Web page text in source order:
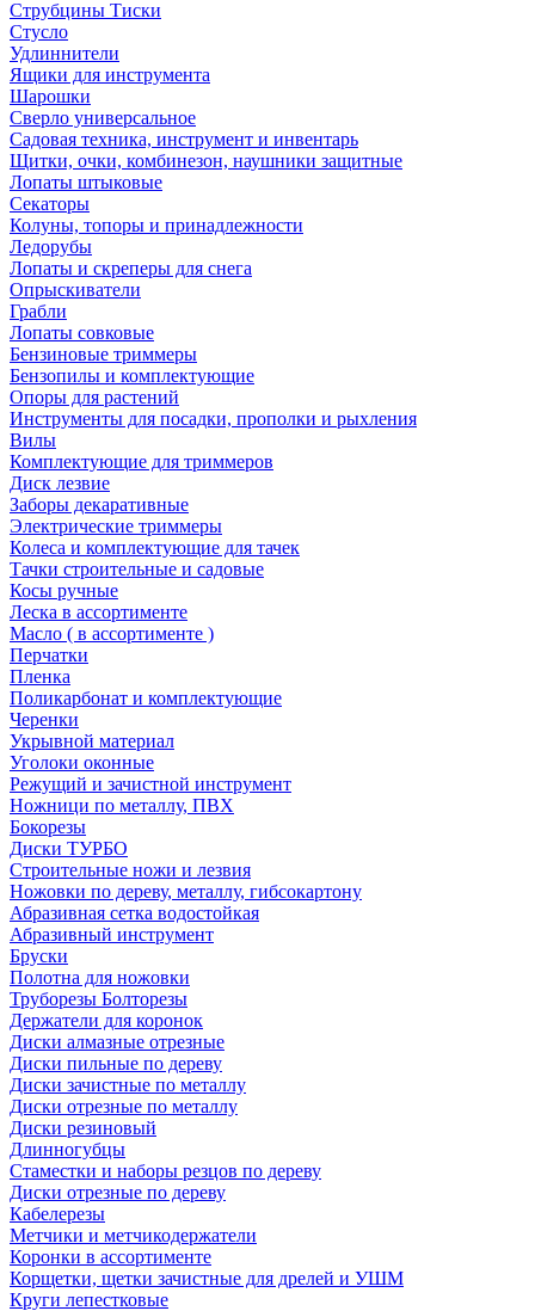
Струбцины Тиски
Стусло
Удлиннители
Ящики для инструмента
Шарошки
Сверло универсальное
Садовая техника, инструмент и инвентарь
Щитки, очки, комбинезон, наушники защитные
Лопаты штыковые
Секаторы
Колуны, топоры и принадлежности
Ледорубы
Лопаты и скреперы для снега
Опрыскиватели
Грабли
Лопаты совковые
Бензиновые триммеры
Бензопилы и комплектующие
Опоры для растений
Инструменты для посадки, прополки и рыхления
Вилы
Комплектующие для триммеров
Диск лезвие
Заборы декаративные
Электрические триммеры
Колеса и комплектующие для тачек
Тачки строительные и садовые
Косы ручные
Леска в ассортименте
Масло ( в ассортименте )
Перчатки
Пленка
Поликарбонат и комплектующие
Черенки
Укрывной материал
Уголоки оконные
Режущий и зачистной инструмент
Ножници по металлу, ПВХ
Бокорезы
Диски ТУРБО
Строительные ножи и лезвия
Ножовки по дереву, металлу, гибсокартону
Абразивная сетка водостойкая
Абразивный инструмент
Бруски
Полотна для ножовки
Труборезы Болторезы
Держатели для коронок
Диски алмазные отрезные
Диски пильные по дереву
Диски зачистные по металлу
Диски отрезные по металлу
Диски резиновый
Длинногубцы
Стаместки и наборы резцов по дереву
Диски отрезные по дереву
Кабелерезы
Метчики и метчикодержатели
Коронки в ассортименте
Корщетки, щетки зачистные для дрелей и УШМ
Круги лепестковые